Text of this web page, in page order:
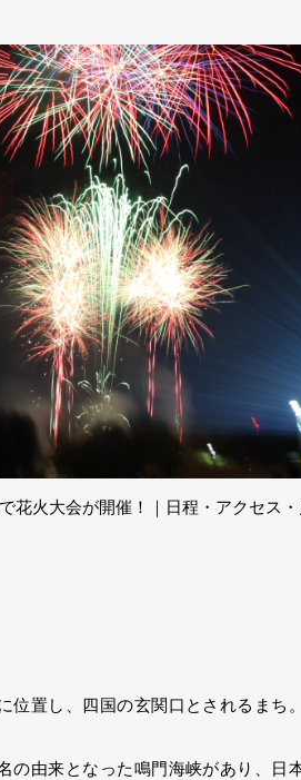
花火大会が開催！｜日程・アクセス
位置し、四国の玄関口とされるまち。
の由来となった鳴門海峡があり、日